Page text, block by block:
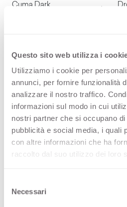
Questo sito web utilizza i
Utilizziamo i cookie per
annunci, per fornire funzionalità
analizzare il nostro traffico.
informazioni sul modo in cui
nostri partner che si occupano
pubblicità e social media, i quali
con altre informazioni che ha
raccolto dal suo utilizzo dei loro
Necessari
Cuma Dark
Container
Cuma Dark
3420
Calypso
Paraiba White
Container
Paraiba White
Swing Grey
3443
Container
Pulpis Grey
Container
Pulpis Light
Container